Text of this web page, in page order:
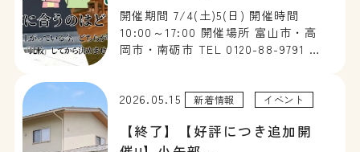
開催期間 7/4(土)5(日) 開催時間
10:00～17:00 開催場所 富山市・高
岡市・南砺市 TEL 0120-88-9791 建
開催します。建築費が上がる今、ま
2026.05.15 新着情報 イベント
【終了】【好評につき追加開